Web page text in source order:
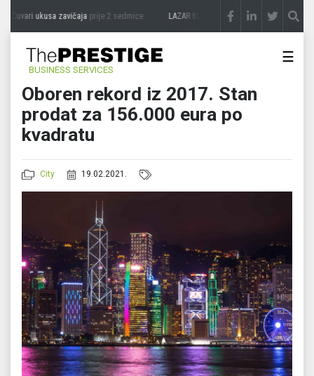
Čuvari ukusa zavičajaprije 2 sedmice LAZAR ĐURIĆ: Promocija potencijal
BUSINESS SERVICES
☰
Oboren rekord iz 2017. Stan
prodat za 156.000 eura po
kvadratu
City 19.02.2021.